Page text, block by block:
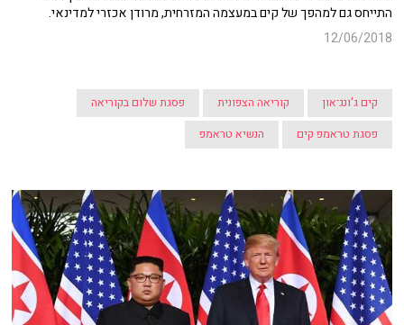
התייחס גם למהפך של קים במעצמה המזרחית, מרודן אכזרי למדינאי.
12/06/2018
קים ג'ונג־און קוריאה הצפונית
פסגת שלום בקוריאה
פסגת טראמפ קים
הנשיא טראמפ